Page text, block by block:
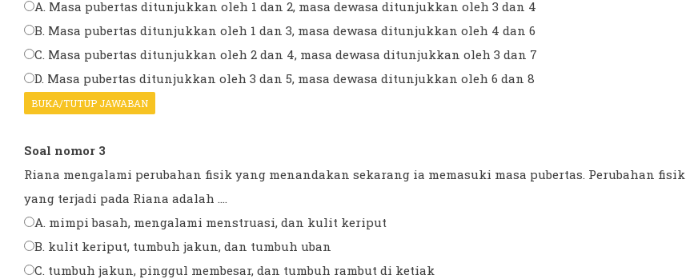
A. Masa pubertas ditunjukkan oleh 1 dan 2, masa dewasa ditunjukkan oleh 3 dan 4
B. Masa pubertas ditunjukkan oleh 1 dan 3, masa dewasa ditunjukkan oleh 4 dan 6
C. Masa pubertas ditunjukkan oleh 2 dan 4, masa dewasa ditunjukkan oleh 3 dan 7
D. Masa pubertas ditunjukkan oleh 3 dan 5, masa dewasa ditunjukkan oleh 6 dan 8
BUKA/TUTUP JAWABAN
Soal nomor 3
Riana mengalami perubahan fisik yang menandakan sekarang ia memasuki masa pubertas. Perubahan fisik
yang terjadi pada Riana adalah ....
A. mimpi basah, mengalami menstruasi, dan kulit keriput
B. kulit keriput, tumbuh jakun, dan tumbuh uban
C. tumbuh jakun, pinggul membesar, dan tumbuh rambut di ketiak